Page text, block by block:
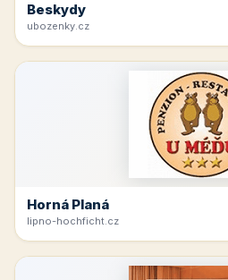
Beskydy
ubozenky.cz
Horná Planá
lipno-hochficht.cz